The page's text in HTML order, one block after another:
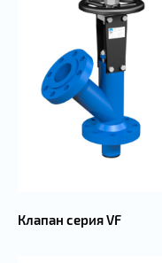
Клапан серия VF